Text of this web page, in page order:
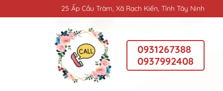
25 Ấp Cầu Tràm, Xã Rạch Kiến, Tỉnh Tây Ninh
0931267388
0937992408